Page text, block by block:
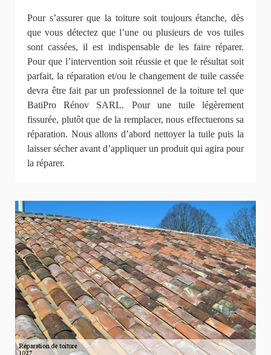
Pour s’assurer que la toiture soit toujours étanche, dès
que vous détectez que l’une ou plusieurs de vos tuiles
sont cassées, il est indispensable de les faire réparer.
Pour que l’intervention soit réussie et que le résultat soit
parfait, la réparation et/ou le changement de tuile cassée
devra être fait par un professionnel de la toiture tel que
BatiPro Rénov SARL. Pour une tuile légèrement
fissurée, plutôt que de la remplacer, nous effectuerons sa
réparation. Nous allons d’abord nettoyer la tuile puis la
laisser sécher avant d’appliquer un produit qui agira pour
la réparer.